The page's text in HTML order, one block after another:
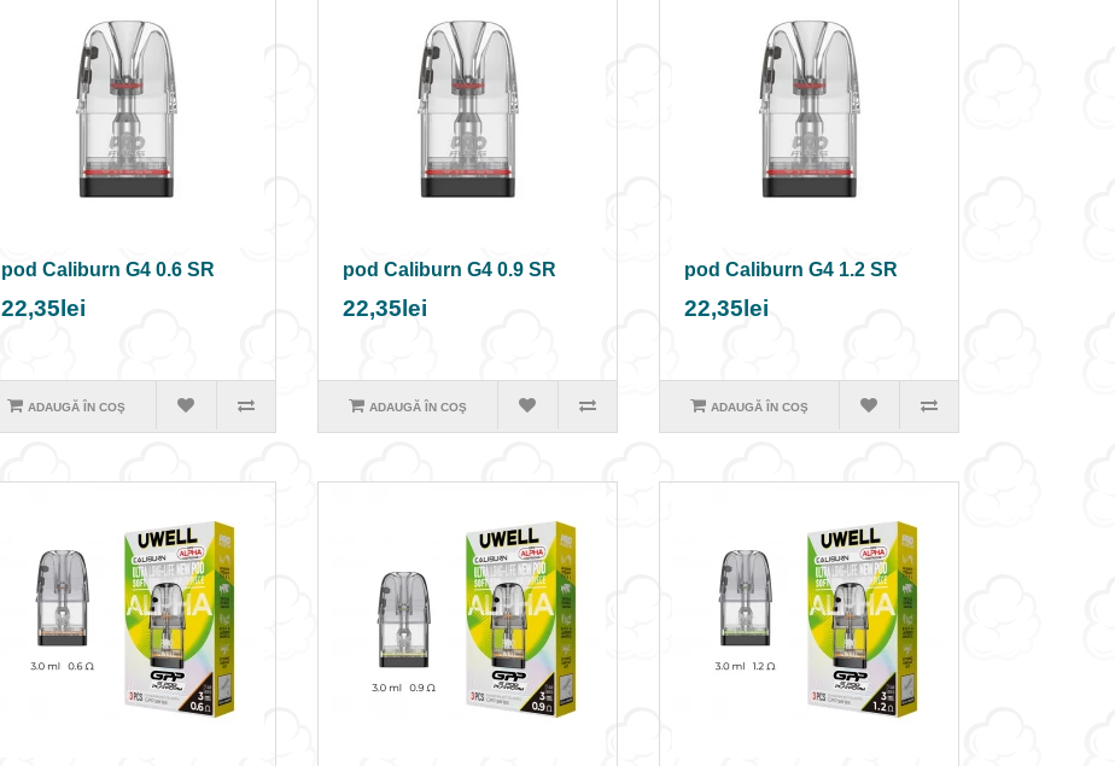
pod Caliburn G4 0.6 SR
22,35lei
ADAUGĂ ÎN COŞ
pod Caliburn G4 0.9 SR
22,35lei
ADAUGĂ ÎN COŞ
pod Caliburn G4 1.2 SR
22,35lei
ADAUGĂ ÎN COŞ